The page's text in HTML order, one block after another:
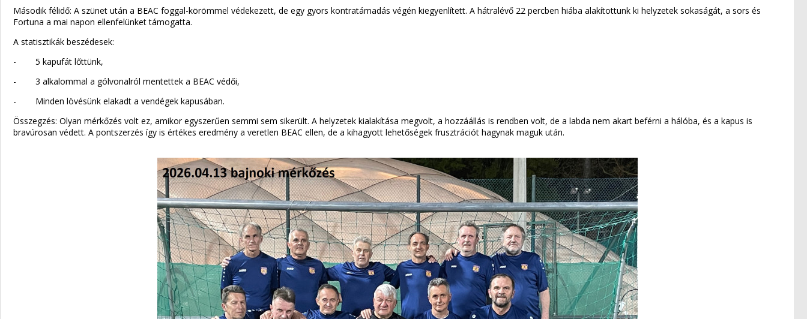
Második félidő: A szünet után a BEAC foggal-körömmel védekezett, de egy gyors kontratámadás végén kiegyenlített. A hátralévő 22 percben hiába alakítottunk ki helyzetek sokaságát, a sors és
Fortuna a mai napon ellenfelünket támogatta.
A statisztikák beszédesek:
- 5 kapufát lőttünk,
- 3 alkalommal a gólvonalról mentettek a BEAC védői,
- Minden lövésünk elakadt a vendégek kapusában.
Összegzés: Olyan mérkőzés volt ez, amikor egyszerűen semmi sem sikerült. A helyzetek kialakítása megvolt, a hozzáállás is rendben volt, de a labda nem akart beférni a hálóba, és a kapus is
bravúrosan védett. A pontszerzés így is értékes eredmény a veretlen BEAC ellen, de a kihagyott lehetőségek frusztrációt hagynak maguk után.